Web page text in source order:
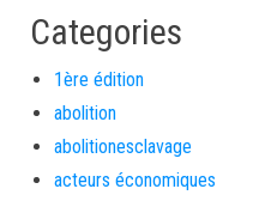
Categories
1ère édition
abolition
abolitionesclavage
acteurs économiques